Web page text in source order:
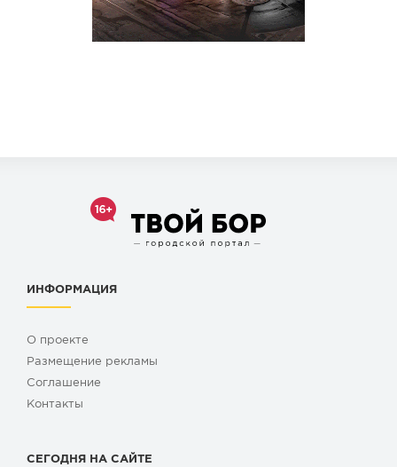
ИНФОРМАЦИЯ
О проекте
Размещение рекламы
Cоглашение
Контакты
СЕГОДНЯ НА САЙТЕ